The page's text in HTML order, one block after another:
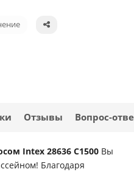
Отзывы Вопрос-
Intex 28636 C1500 Вы
Благодаря